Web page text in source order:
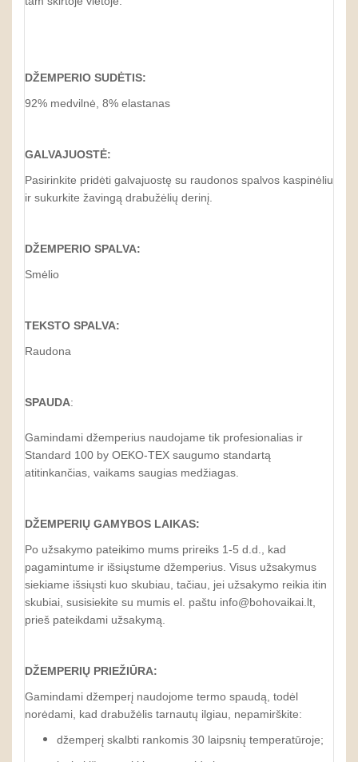
DŽEMPERIO SUDĖTIS:
92% medvilnė, 8% elastanas
GALVAJUOSTĖ:
Pasirinkite pridėti galvajuostę su raudonos spalvos kaspinėliu
ir sukurkite žavingą drabužėlių derinį.
DŽEMPERIO SPALVA:
Smėlio
TEKSTO SPALVA:
Raudona
SPAUDA:
Gamindami džemperius naudojame tik profesionalias ir
Standard 100 by OEKO-TEX saugumo standartą
atitinkančias, vaikams saugias medžiagas.
DŽEMPERIŲ GAMYBOS LAIKAS:
Po užsakymo pateikimo mums prireiks 1-5 d.d., kad
pagamintume ir išsiųstume džemperius. Visus užsakymus
siekiame išsiųsti kuo skubiau, tačiau, jei užsakymo reikia itin
skubiai, susisiekite su mumis el. paštu info@bohovaikai.lt,
prieš pateikdami užsakymą.
DŽEMPERIŲ PRIEŽIŪRA:
Gamindami džemperį naudojome termo spaudą, todėl
norėdami, kad drabužėlis tarnautų ilgiau, nepamirškite:
džemperį skalbti rankomis 30 laipsnių temperatūroje;